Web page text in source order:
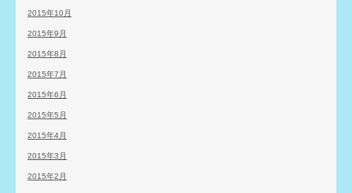
2015年10月
2015年9月
2015年8月
2015年7月
2015年6月
2015年5月
2015年4月
2015年3月
2015年2月